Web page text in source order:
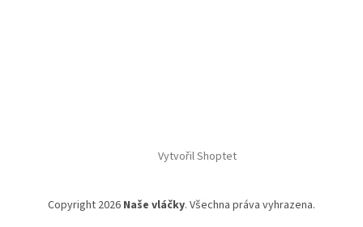
Vytvořil Shoptet
Copyright 2026 Naše vláčky. Všechna práva vyhrazena.